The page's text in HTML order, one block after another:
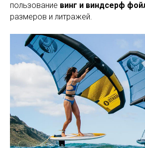
пользование винг и виндсерф
размеров и литражей.